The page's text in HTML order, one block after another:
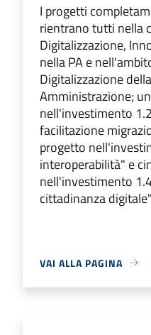
I progetti
rientrano tutti nella
Digitalizzazione,
nella PA e
Digitalizzazione
Amministrazione;
nell'investimento
facilitazione
progetto
interoperabilità" e
nell'investimento
cittadinanza digitale"
VAI ALLA PAGINA